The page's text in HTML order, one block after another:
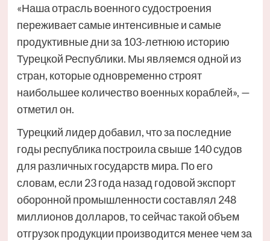
«Наша отрасль военного судостроения
переживает самые интенсивные и самые
продуктивные дни за 103-летнюю историю
Турецкой Республики. Мы являемся одной из
стран, которые одновременно строят
наибольшее количество военных кораблей», —
отметил он.
Турецкий лидер добавил, что за последние
годы республика построила свыше 140 судов
для различных государств мира. По его
словам, если 23 года назад годовой экспорт
оборонной промышленности составлял 248
миллионов долларов, то сейчас такой объем
отгрузок продукции производится менее чем за